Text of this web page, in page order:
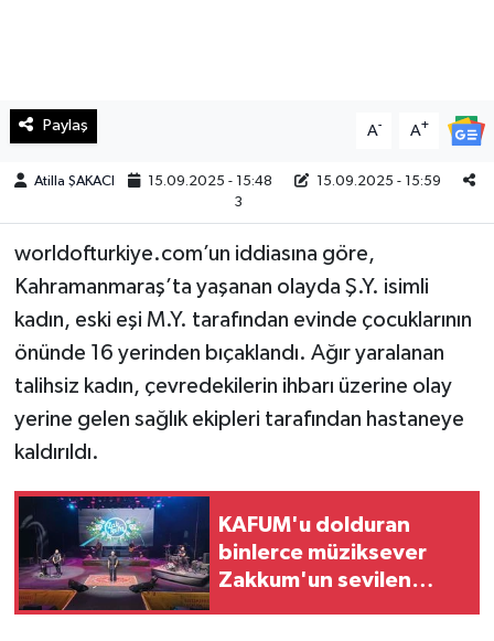
Paylaş A- A+
Atilla ŞAKACI 15.09.2025 - 15:48
15.09.2025 - 15:59
3
worldofturkiye.com’un iddiasına göre,
Kahramanmaraş’ta yaşanan olayda Ş.Y. isimli
kadın, eski eşi M.Y. tarafından evinde çocuklarının
önünde 16 yerinden bıçaklandı. Ağır yaralanan
talihsiz kadın, çevredekilerin ihbarı üzerine olay
yerine gelen sağlık ekipleri tarafından hastaneye
kaldırıldı.
KAFUM'u dolduran
binlerce müziksever
Zakkum'un sevilen
Sağlık
SürManşet
Teknoloji
KAHRAMANMARAŞ